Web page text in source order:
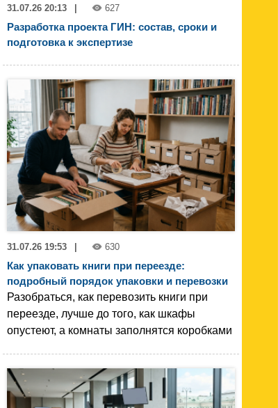
31.07.26 20:13 | 627
Разработка проекта ГИН: состав, сроки и
подготовка к экспертизе
31.07.26 19:53 630
Как упаковать книги при переезде:
подробный порядок упаковки и перевозки
Разобраться, как перевозить книги при
переезде, лучше до того, как шкафы
опустеют, а комнаты заполнятся коробками